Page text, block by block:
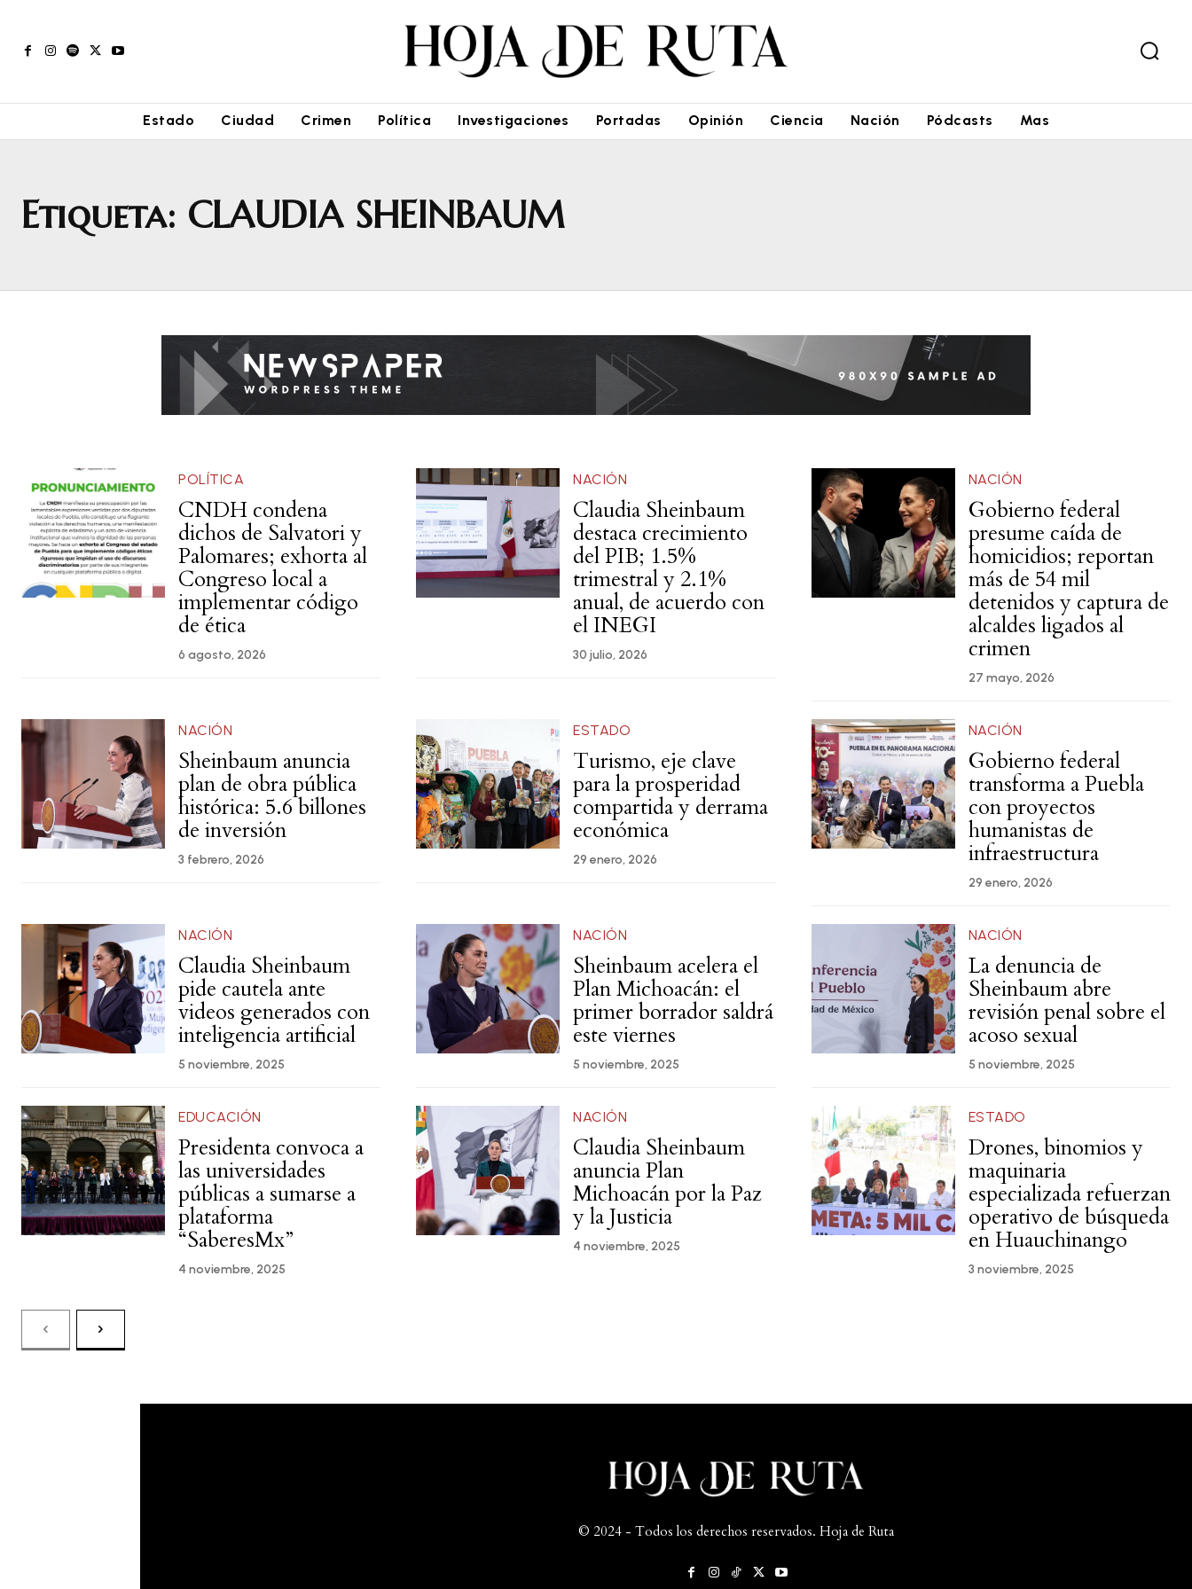
Estado Ciudad Crimen Política Investigaciones Portadas Opinión Ciencia Nación Pódcasts Mas
Etiqueta: CLAUDIA SHEINBAUM
POLÍTICA
CNDH condena
dichos de Salvatori y
Palomares; exhorta al
Congreso local a
implementar código
de ética
6 agosto, 2026
NACIÓN
Claudia Sheinbaum
destaca crecimiento
del PIB; 1.5%
trimestral y 2.1%
anual, de acuerdo con
el INEGI
30 julio, 2026
NACIÓN
Gobierno federal
presume caída de
homicidios; reportan
más de 54 mil
detenidos y captura de
alcaldes ligados al
crimen
27 mayo, 2026
NACIÓN
Sheinbaum anuncia
plan de obra pública
histórica: 5.6 billones
de inversión
3 febrero, 2026
ESTADO
Turismo, eje clave
para la prosperidad
compartida y derrama
económica
29 enero, 2026
NACIÓN
Gobierno federal
transforma a Puebla
con proyectos
humanistas de
infraestructura
29 enero, 2026
NACIÓN
Claudia Sheinbaum
pide cautela ante
videos generados con
inteligencia artificial
5 noviembre, 2025
NACIÓN
Sheinbaum acelera el
Plan Michoacán: el
primer borrador saldrá
este viernes
5 noviembre, 2025
NACIÓN
La denuncia de
Sheinbaum abre
revisión penal sobre el
acoso sexual
5 noviembre, 2025
EDUCACIÓN
Presidenta convoca a
las universidades
públicas a sumarse a
plataforma
“SaberesMx”
4 noviembre, 2025
NACIÓN
Claudia Sheinbaum
anuncia Plan
Michoacán por la Paz
y la Justicia
4 noviembre, 2025
ESTADO
Drones, binomios y
maquinaria
especializada refuerzan
operativo de búsqueda
en Huauchinango
3 noviembre, 2025
© 2024 - Todos los derechos reservados. Hoja de Ruta